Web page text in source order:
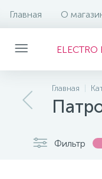
Главная О
ELECTRO
Главная
Фильтр